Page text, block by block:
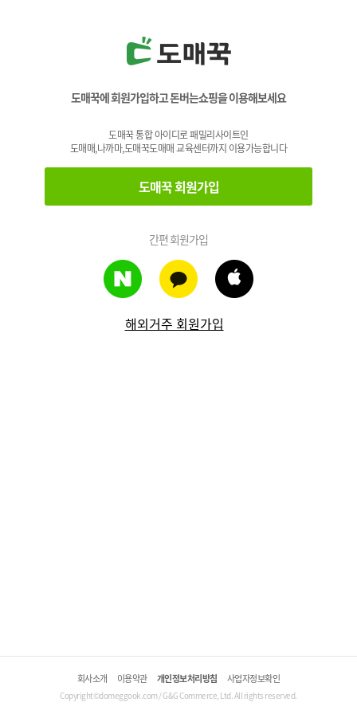
도매꾹에 회원가입하고 돈버는쇼핑을 이용해보세요
도매꾹 통합 아이디로 패밀리사이트인
도매매,나까마,도매꾹도매매 교육센터까지 이용가능합니다
도매꾹 회원가입
간편 회원가입
해외거주 회원가입
회사소개 이용약관 개인정보처리방침 사업자정보확인
Copyright©domeggook.com / G&G Commerce, Ltd. All rights reserved.